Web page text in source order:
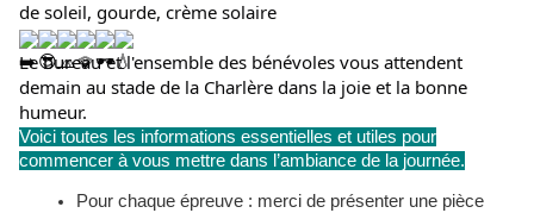
de soleil, gourde, crème solaire
Le bureau et l'ensemble des bénévoles vous attendent
demain au stade de la Charlère dans la joie et la bonne
humeur.
Voici toutes les informations essentielles et utiles pour
commencer à vous mettre dans l’ambiance de la journée.
Pour chaque épreuve : merci de présenter une pièce